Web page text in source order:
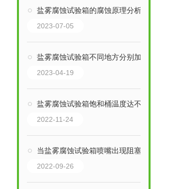
盐雾腐蚀试验箱的腐蚀原理分析
2023-07-05
盐雾腐蚀试验箱不同地方分别加的是什么水？
2023-04-19
盐雾腐蚀试验箱饱和桶温度达不到设定温度怎么办？
2022-11-24
当盐雾腐蚀试验箱喷嘴出现阻塞情况时该怎样解决呢?
2022-09-26